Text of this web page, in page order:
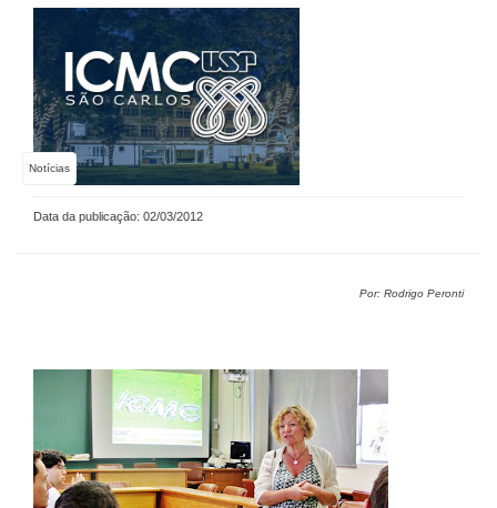
Notícias
Data da publicação: 02/03/2012
Por: Rodrigo Peronti